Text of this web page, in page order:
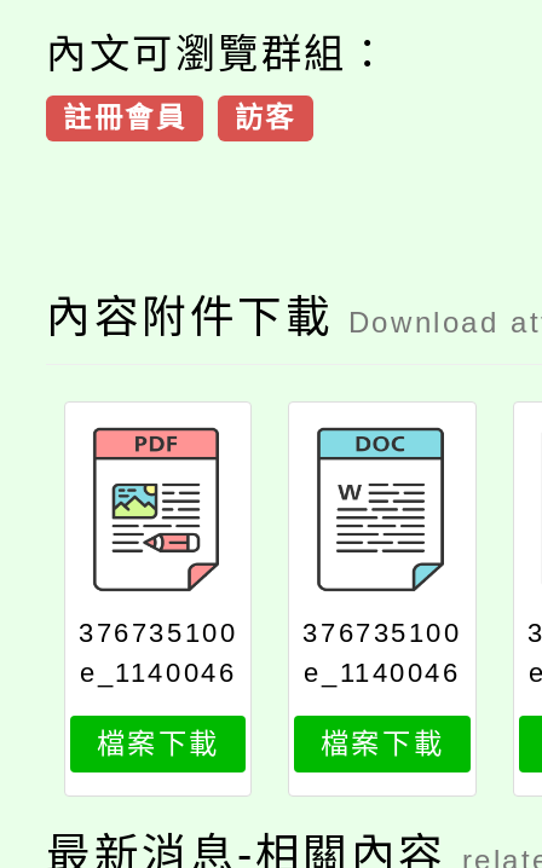
內文可瀏覽群組：
註冊會員 訪客
內容附件下載 Download
376735100
e_1140046
977_attach
1
檔案下載
376735100
e_1140046
977_attach
2
檔案下載
最新消息-相關內容